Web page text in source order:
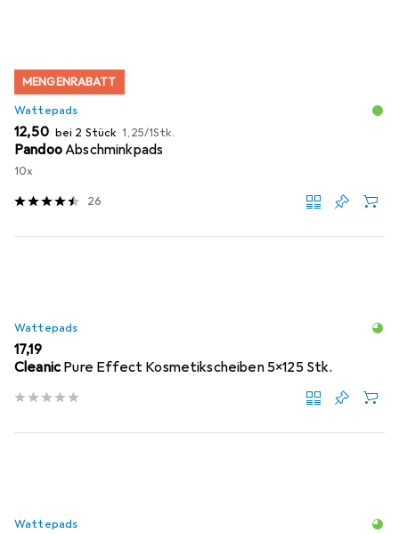
MENGENRABATT
Wattepads
EUR
12,50 bei 2 Stück EUR
1,25/1Stk.
PandooAbschminkpads
10x
26
Wattepads
EUR
17,19
CleanicPure Effect Kosmetikscheiben 5x125 Stk.
Wattepads